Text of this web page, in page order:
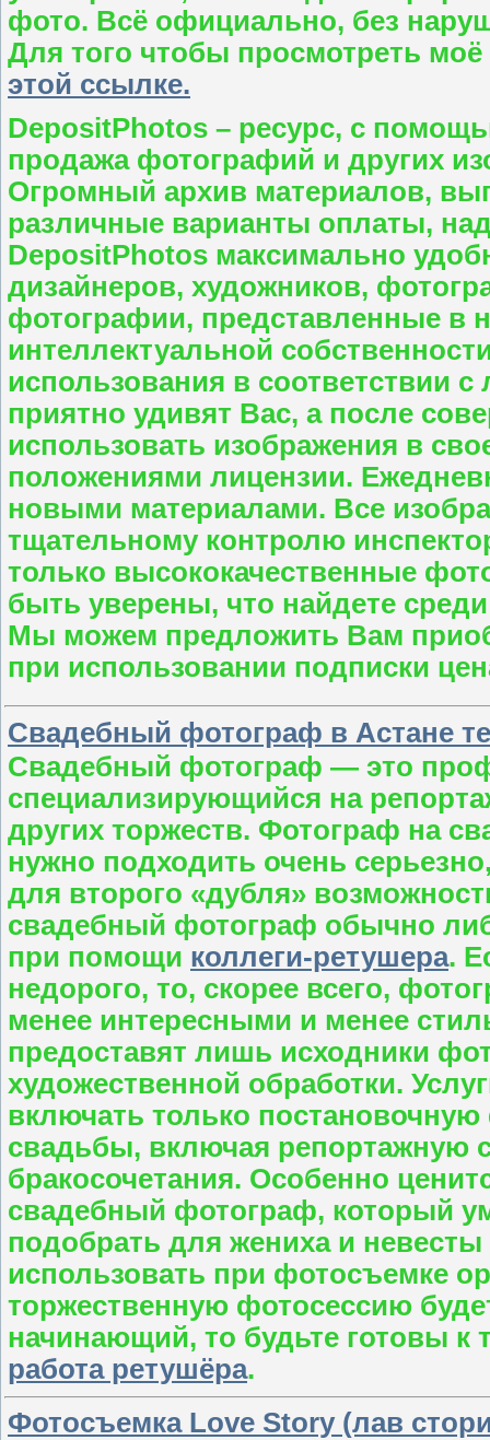
фото. Всё официально, без
Для того чтобы просмотреть
этой ссылке.
DepositPhotos – ресурс, с
продажа фотографий и других
Огромный архив материалов,
различные варианты оплаты,
DepositPhotos максимально
дизайнеров, художников,
фотографии, представленные в
интеллектуальной
использования в соответствии
приятно удивят Вас, а после
использовать изображения в
положениями лицензии.
новыми материалами. Все
тщательному контролю
только высококачественные
быть уверены, что найдете
Мы можем предложить Вам
при использовании подписки
Свадебный фотограф в Астане
Свадебный фотограф — это
специализирующийся на
других торжеств. Фотограф на
нужно подходить очень
для второго «дубля»
свадебный фотограф обычно
при помощи коллеги-ретушера.
недорого, то, скорее всего,
менее интересными и менее
предоставят лишь исходники
художественной обработки.
включать только
свадьбы, включая репортажную
бракосочетания. Особенно
свадебный фотограф, который
подобрать для жениха и
использовать при фотосъемке
торжественную фотосессию
начинающий, то будьте готовы к
работа ретушёра.
Фотосъемка Love Story (лав